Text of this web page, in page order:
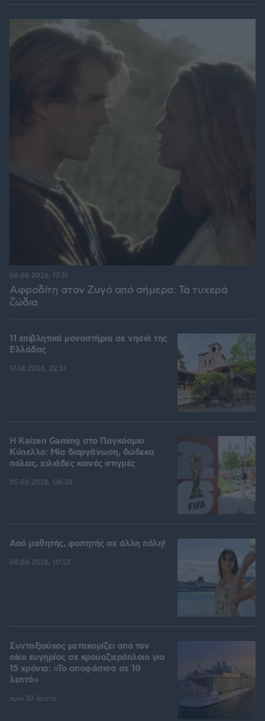
Αφροδίτη στον Ζυγό από σήμερα: Τα τυχερά
ζώδια
06.08.2026, 17:31
11 επιβλητικά μοναστήρια σε νησιά της
Ελλάδας
17.06.2026, 22:51
H Kaizen Gaming στο Παγκόσμιο
Kύπελλο: Μία διοργάνωση, δώδεκα
πόλεις, χιλιάδες κοινές στιγμές
05.08.2026, 08:38
Από μαθητής, φοιτητής σε άλλη πόλη!
06.08.2026, 10:52
Συνταξιούχος μετακομίζει από τον
οίκο ευγηρίας σε κρουαζιερόπλοιο για
15 χρόνια: «Το αποφάσισα σε 10
λεπτά»
πριν 37 λεπτά